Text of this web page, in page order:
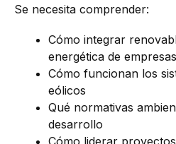
Se necesita comprender:
Cómo integrar
energética de
Cómo funcionan los
eólicos
Qué normativas
desarrollo
Cómo liderar